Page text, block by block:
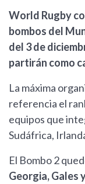
World Rugby
bombos del
del 3 de
partirán como
La máxima
referencia el
equipos que
Sudáfrica,
El Bombo 2
Georgia, Gales